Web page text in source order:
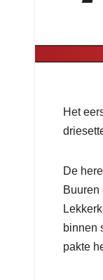
Het
De
Buuren
binnen
pakte